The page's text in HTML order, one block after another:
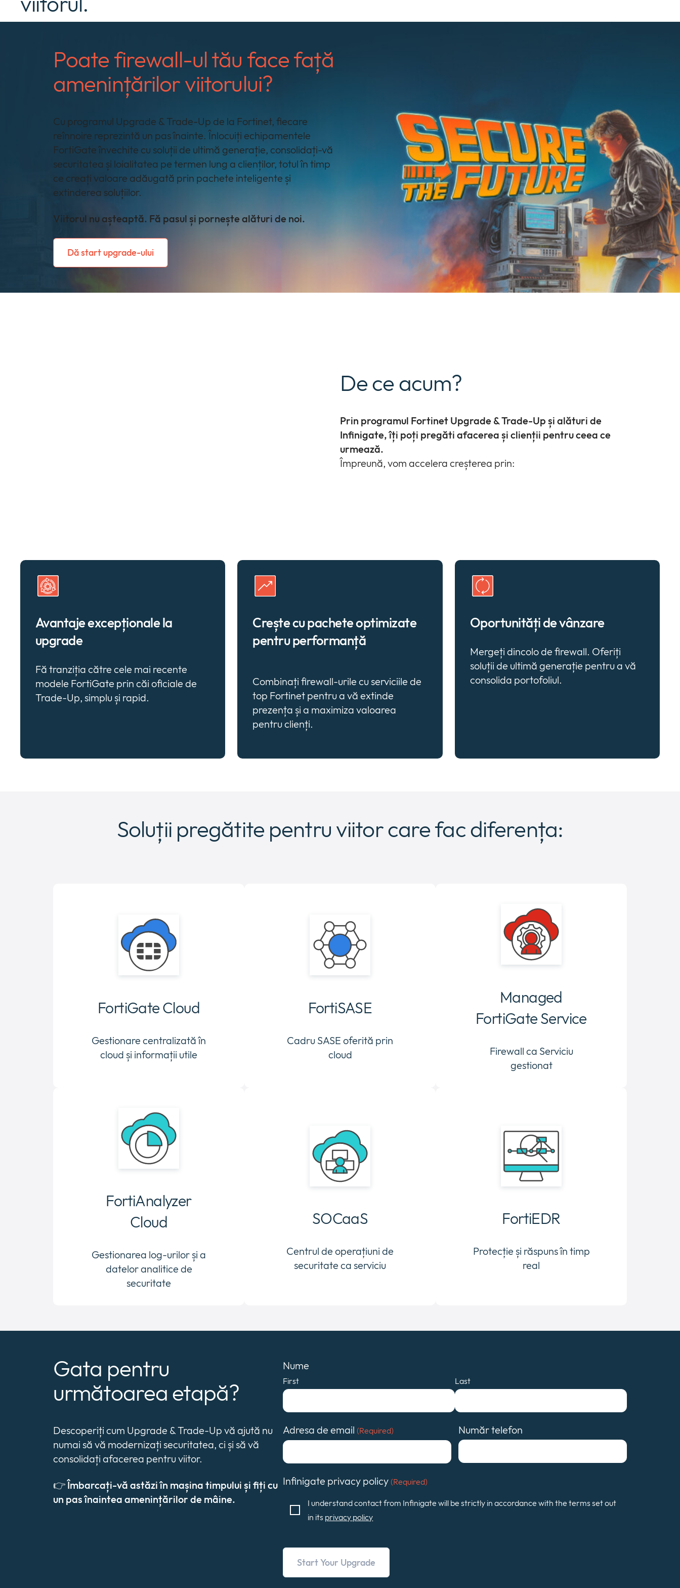
Poate firewall-ul tău face față
amenințărilor viitorului?
Cu programul Upgrade & Trade-Up de la Fortinet, fiecare
reînnoire reprezintă un pas înainte. Înlocuiți echipamentele
FortiGate învechite cu soluții de ultimă generație, consolidați-vă
securitatea și loialitatea pe termen lung a clienților, totul în timp
ce creați valoare adăugată prin pachete inteligente și
extinderea soluțiilor.
Viitorul nu așteaptă. Fă pasul și pornește alături de noi.
Dă start upgrade-ului
De ce acum?
Prin programul Fortinet Upgrade & Trade-Up și alături de
Infinigate, îți poți pregăti afacerea și clienții pentru ceea ce
urmează.
Împreună, vom accelera creșterea prin:
Avantaje excepționale la
upgrade
Fă tranziția către cele mai recente
modele FortiGate prin căi oficiale de
Trade-Up, simplu și rapid.
Crește cu pachete optimizate
pentru performanță
Combinați firewall-urile cu serviciile de
top Fortinet pentru a vă extinde
prezența și a maximiza valoarea
pentru clienți.
Oportunități de vânzare
Mergeți dincolo de firewall. Oferiți
soluții de ultimă generație pentru a vă
consolida portofoliul.
Soluții pregătite pentru viitor care fac diferența:
FortiGate Cloud
Gestionare centralizată în
cloud și informații utile
FortiSASE
Cadru SASE oferită prin
cloud
Managed
FortiGate Service
Firewall ca Serviciu
gestionat
FortiAnalyzer
Cloud
Gestionarea log-urilor și a
datelor analitice de
securitate
SOCaaS
Centrul de operațiuni de
securitate ca serviciu
FortiEDR
Protecție și răspuns în timp
real
Gata pentru
următoarea etapă?
Descoperiți cum Upgrade & Trade-Up vă ajută nu
numai să vă modernizați securitatea, ci și să vă
consolidați afacerea pentru viitor.
👉Îmbarcați-vă astăzi în mașina timpului și fiți cu
un pas înaintea amenințărilor de mâine.
Nume
First Last
Adresa de email (Required) Număr telefon
Infinigate privacy policy (Required)
I understand contact from Infinigate will be strictly in accordance with the terms set out
in its privacy policy